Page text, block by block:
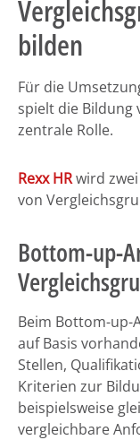
bilden
Für die
spielt die Bildung
zentrale Rolle.
Rexx HRwird zwei
von
Bottom-up-
Beim Bottom-up-
auf Basis
Stellen,
Kriterien zur
beispielsweise
vergleichbare